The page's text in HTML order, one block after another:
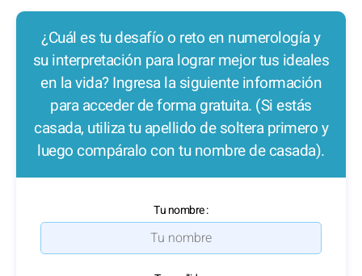
¿Cuál es tu desafío o reto en numerología y
su interpretación para lograr mejor tus ideales
en la vida? Ingresa la siguiente información
para acceder de forma gratuita. (Si estás
casada, utiliza tu apellido de soltera primero y
luego compáralo con tu nombre de casada).
Tu nombre :